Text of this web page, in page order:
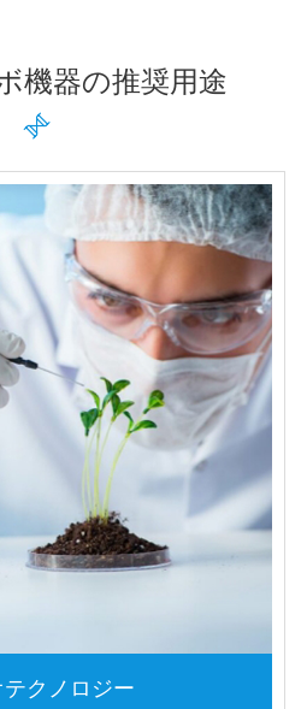
機器の推奨用途

クノロジー